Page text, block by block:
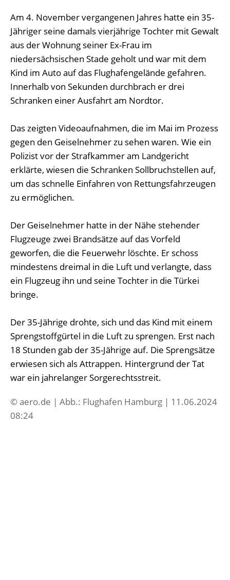
Am 4. November vergangenen Jahres hatte ein 35-
Jähriger seine damals vierjährige Tochter mit Gewalt
aus der Wohnung seiner Ex-Frau im
niedersächsischen Stade geholt und war mit dem
Kind im Auto auf das Flughafengelände gefahren.
Innerhalb von Sekunden durchbrach er drei
Schranken einer Ausfahrt am Nordtor.
Das zeigten Videoaufnahmen, die im Mai im Prozess
gegen den Geiselnehmer zu sehen waren. Wie ein
Polizist vor der Strafkammer am Landgericht
erklärte, wiesen die Schranken Sollbruchstellen auf,
um das schnelle Einfahren von Rettungsfahrzeugen
zu ermöglichen.
Der Geiselnehmer hatte in der Nähe stehender
Flugzeuge zwei Brandsätze auf das Vorfeld
geworfen, die die Feuerwehr löschte. Er schoss
mindestens dreimal in die Luft und verlangte, dass
ein Flugzeug ihn und seine Tochter in die Türkei
bringe.
Der 35-Jährige drohte, sich und das Kind mit einem
Sprengstoffgürtel in die Luft zu sprengen. Erst nach
18 Stunden gab der 35-Jährige auf. Die Sprengsätze
erwiesen sich als Attrappen. Hintergrund der Tat
war ein jahrelanger Sorgerechtsstreit.
© aero.de | Abb.: Flughafen Hamburg | 11.06.2024
08:24